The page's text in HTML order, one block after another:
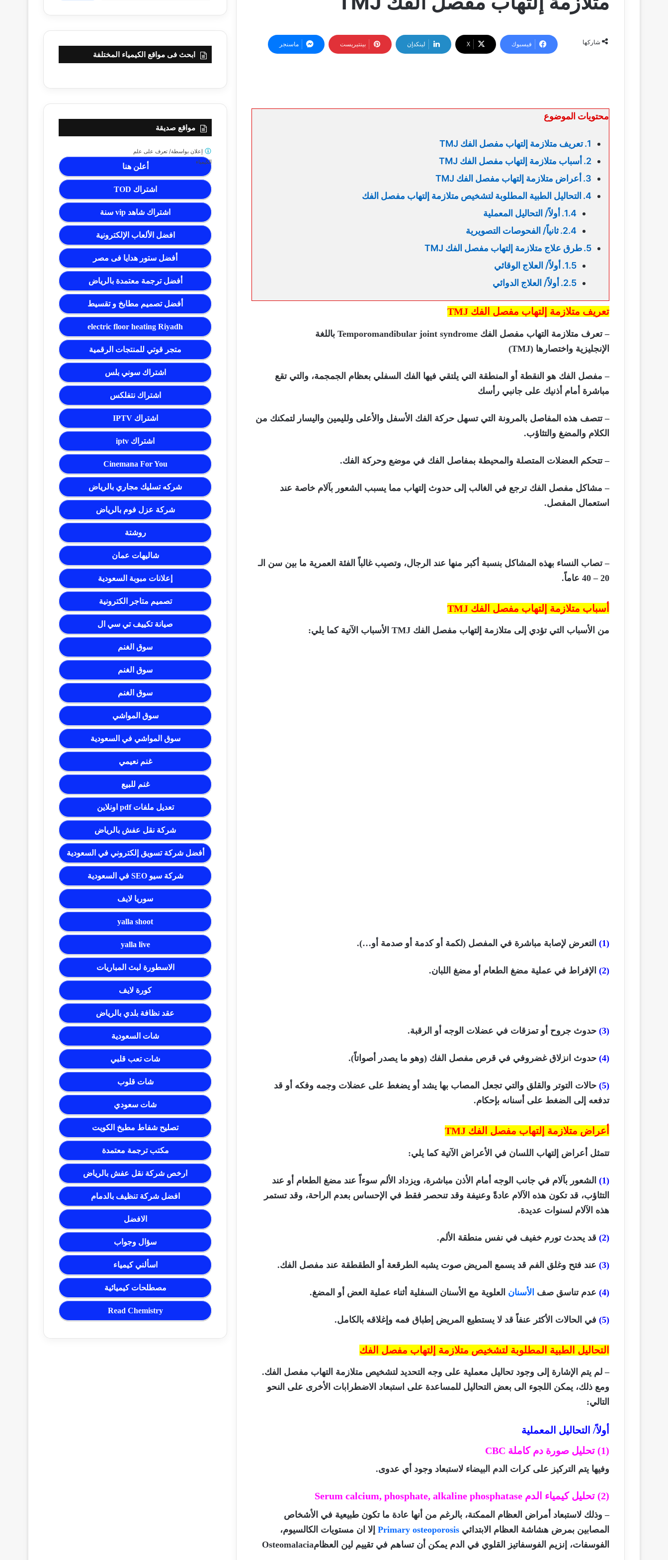
شاركها فيسبوك ‫X لينكدإن بينتيريست ماسنجر
محتويات الموضوع
تعريف متلازمة إلتهاب مفصل الفك TMJ
أسباب متلازمة إلتهاب مفصل الفك TMJ
أعراض متلازمة إلتهاب مفصل الفك TMJ
التحاليل الطبية المطلوبة لتشخيص متلازمة إلتهاب مفصل الفك
أولاً/ التحاليل المعملية
ثانياً/ الفحوصات التصويرية
طرق علاج متلازمة إلتهاب مفصل الفك TMJ
أولاً/ العلاج الوقائي
أولاً/ العلاج الدوائي
تعريف متلازمة إلتهاب مفصل الفك TMJ
– تعرف متلازمة التهاب مفصل الفك
Temporomandibular joint syndrome باللغة
الإنجليزية واختصارها (TMJ)
– مفصل الفك هو النقطة أو المنطقة التي يلتقي فيها الفك السفلي بعظام الجمجمة، والتي تقع
مباشرة أمام أذنيك على جانبي رأسك
– تتصف هذه المفاصل بالمرونة التي تسهل حركة الفك الأسفل والأعلى ولليمين واليسار لتمكنك من
الكلام والمضغ والتثاؤب.
– تتحكم العضلات المتصلة والمحيطة بمفاصل الفك في موضع وحركة الفك.
– مشاكل مفصل الفك ترجع في الغالب إلى حدوث إلتهاب مما يسبب الشعور بآلام خاصة عند
استعمال المفصل.
– تصاب النساء بهذه المشاكل بنسبة أكبر منها عند الرجال، وتصيب غالباً الفئة العمرية ما بين سن الـ
20 – 40 عاماً.
أسباب متلازمة إلتهاب مفصل الفك TMJ
من الأسباب التي تؤدي إلى متلازمة إلتهاب مفصل الفك TMJ الأسباب الآتية كما يلي:
(1) التعرض لإصابة مباشرة في المفصل (لكمة أو كدمة أو صدمة أو…).
(2) الإفراط في عملية مضغ الطعام أو مضغ اللبان.
(3) حدوث جروح أو تمزقات في عضلات الوجه أو الرقبة.
(4) حدوث انزلاق غضروفي في قرص مفصل الفك (وهو ما يصدر أصواتاً).
(5)
حالات التوتر والقلق والتي تجعل المصاب بها يشد أو يضغط على عضلات وجمه وفكه أو قد
تدفعه إلى الضغط على أسنانه بإحكام.
أعراض متلازمة إلتهاب مفصل الفك TMJ
تتمثل أعراض إلتهاب اللسان في الأعراض الآتية كما يلي:
(1)
الشعور بآلام في جانب الوجه أمام الأذن مباشرة، ويزداد الألم سوءاً عند مضغ الطعام أو عند
التثاؤب، قد تكون هذه الآلام عادةً وعنيفة وقد تنحصر فقط في الإحساس بعدم الراحة، وقد تستمر
هذه الآلام لسنوات عديدة.
(2) قد يحدث تورم خفيف في نفس منطقة الألم.
(3) عند فتح وغلق الفم قد يسمع المريض صوت يشبه الطرقعة أو الطقطقة عند مفصل الفك.
(4) عدم تناسق صف الأسنان العلوية مع الأسنان السفلية أثناء عملية العض أو المضغ.
(5) في الحالات الأكثر عنفاً قد لا يستطيع المريض إطباق فمه وإغلاقه بالكامل.
التحاليل الطبية المطلوبة لتشخيص متلازمة إلتهاب مفصل الفك
– لم يتم الإشارة إلى وجود تحاليل معملية على وجه التحديد لتشخيص متلازمة التهاب مفصل الفك.
ومع ذلك، يمكن اللجوء الى بعض التحاليل للمساعدة على استبعاد الاضطرابات الأخرى على النحو
التالي:
أولاً/ التحاليل المعملية
(1) تحليل صورة دم كاملة
CBC
وفيها يتم التركيز على كرات الدم البيضاء لاستبعاد وجود أي عدوى.
(2) تحليل كيمياء الدم Serum calcium, phosphate, alkaline phosphatase
– وذلك لاستبعاد أمراض العظام الممكنة، بالرغم من أنها عادة ما تكون طبيعية في الأشخاص
المصابين بمرض هشاشة العظام الابتدائي Primary osteoporosis إلا ان مستويات الكالسيوم،
الفوسفات، إنزيم الفوسفاتيز القلوي في الدم يمكن أن تساهم في تقييم لين العظامOsteomalacia
ابحث فى مواقع الكيمياء المختلفة
مواقع صديقة
أعلن هنا
اشتراك TOD
اشتراك شاهد vip سنة
افضل الألعاب الإلكترونية
أفضل ستور هدايا فى مصر
أفضل ترجمة معتمدة بالرياض
أفضل تصميم مطابخ و تقسيط
electric floor heating Riyadh
متجر قوتي للمنتجات الرقمية
اشتراك سوني بلس
اشتراك نتفلكس
اشتراك IPTV
اشتراك iptv
Cinemana For You
شركه تسليك مجاري بالرياض
شركة عزل فوم بالرياض
روشتة
شاليهات عمان
إعلانات مبوبة السعودية
تصميم متاجر الكترونية
صيانة تكييف تي سي ال
سوق الغنم
سوق الغنم
سوق الغنم
سوق المواشي
سوق المواشي في السعودية
غنم نعيمي
غنم للبيع
تعديل ملفات pdf اونلاين
شركة نقل عفش بالرياض
أفضل شركة تسويق إلكتروني في السعودية
شركة سيو SEO في السعودية
سوريا لايف
yalla shoot
yalla live
الاسطورة لبث المباريات
كورة لايف
عقد نظافة بلدي بالرياض
شات السعودية
شات تعب قلبي
شات قلوب
شات سعودي
تصليح شفاط مطبخ الكويت
مكتب ترجمة معتمدة
ارخص شركة نقل عفش بالرياض
افضل شركة تنظيف بالدمام
الافضل
سؤال وجواب
اسألني كيمياء
مصطلحات كيميائية
Read Chemistry
إعلان بواسطة/تعرف على علم
الكيمياء